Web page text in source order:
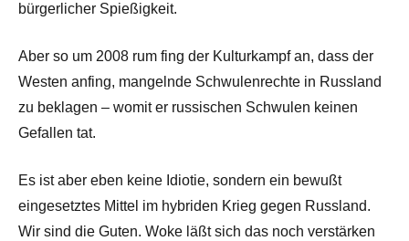
bürgerlicher Spießigkeit.
Aber so um 2008 rum fing der Kulturkampf an, dass der
Westen anfing, mangelnde Schwulenrechte in Russland
zu beklagen – womit er russischen Schwulen keinen
Gefallen tat.
Es ist aber eben keine Idiotie, sondern ein bewußt
eingesetztes Mittel im hybriden Krieg gegen Russland.
Wir sind die Guten. Woke läßt sich das noch verstärken